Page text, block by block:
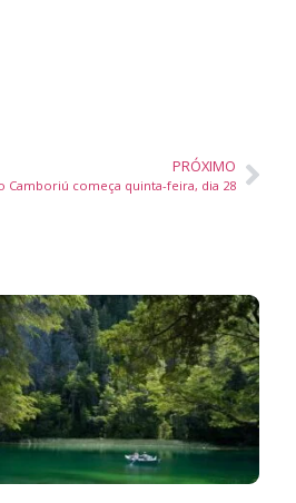
PRÓXIMO
Camboriú começa quinta-feira, dia 28